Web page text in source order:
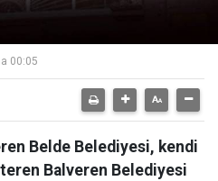
00:05
Belde Belediyesi, kendi
Balveren Belediyesi